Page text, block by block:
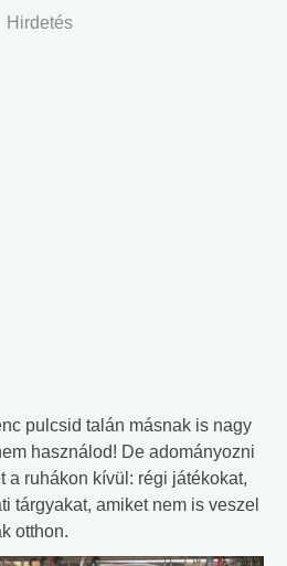
Hirdetés
pulcsid talán másnak is nagy
használod! De adományozni
a ruhákon kívül: régi játékokat,
tárgyakat, amiket nem is veszel
otthon.